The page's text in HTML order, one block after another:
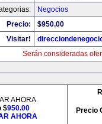
Negocios
Precio:
$950.00
Visitar!
Serán consideradas
AHORA
$950.00
AHORA
Precio